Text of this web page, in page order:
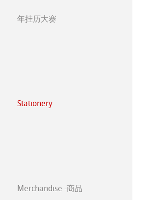
年挂历大赛
Stationery
Merchandise -商品